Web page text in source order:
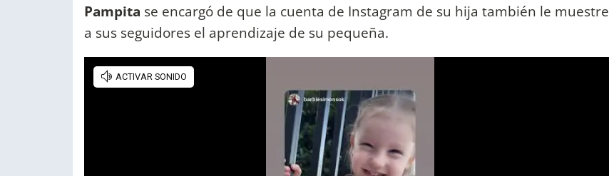
Pampita se encargó de que la cuenta de Instagram de su hija también le muestre
a sus seguidores el aprendizaje de su pequeña.